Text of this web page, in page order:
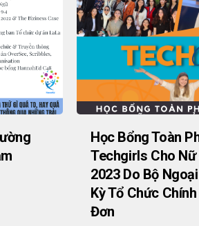
Học Bổng Toàn
Techgirls Cho Nữ
2023 Do Bộ
Kỳ Tổ Chức
Đơn